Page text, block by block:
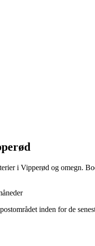
i Vipperød og omegn.
inden for de